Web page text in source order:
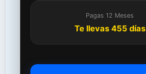
Pagas 12 Meses
Te llevas 455 días